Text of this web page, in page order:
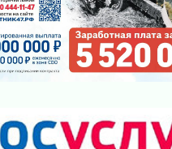
области
2026
безопасности для детей и
2026
2026